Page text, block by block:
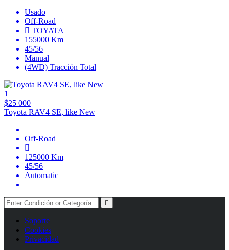
Usado
Off-Road
TOYATA
155000 Km
45/56
Manual
(4WD) Tracción Total
1
$25 000
Toyota RAV4 SE, like New
Off-Road
125000 Km
45/56
Automatic
Soporte
Cookies
Privacidad